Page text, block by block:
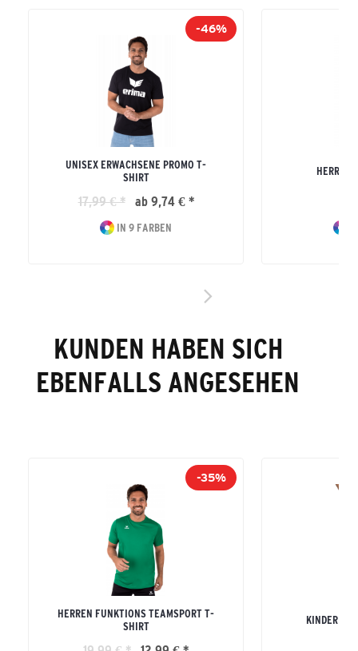
-46%
UNISEX ERWACHSENE PROMO T-
SHIRT
17,99 € * ab 9,74 € *
IN 9 FARBEN
HERREN
KUNDEN HABEN SICH
EBENFALLS ANGESEHEN
-35%
HERREN FUNKTIONS TEAMSPORT T-
SHIRT
KINDER